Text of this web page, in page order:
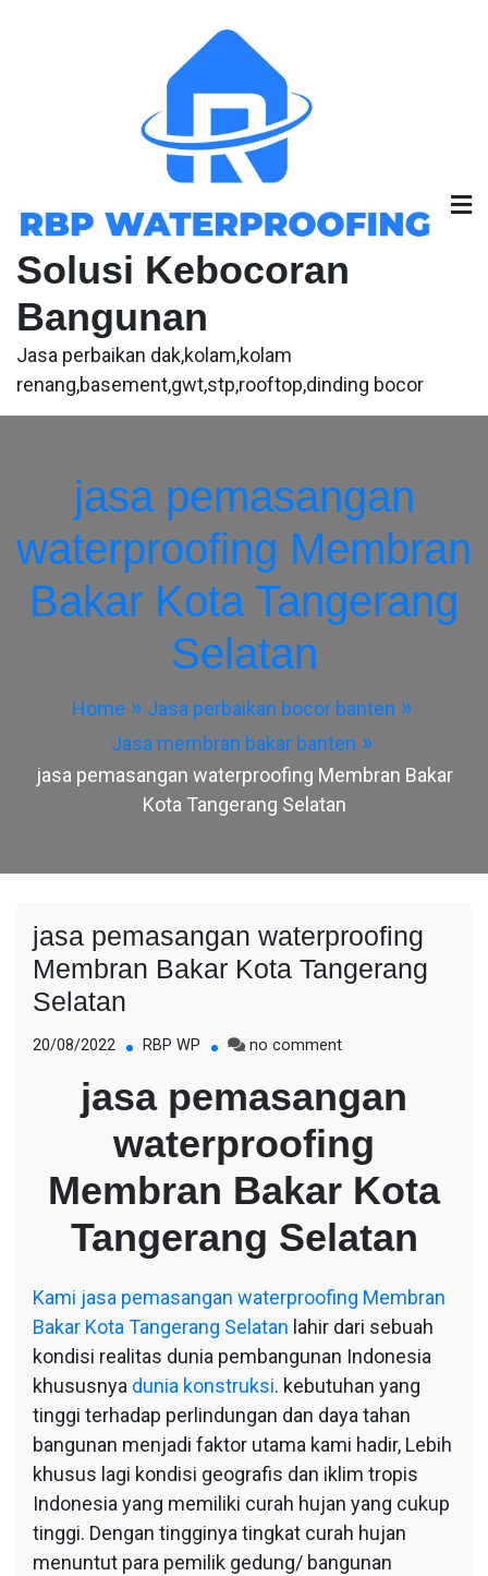
Solusi Kebocoran
Bangunan
Jasa perbaikan dak,kolam,kolam
renang,basement,gwt,stp,rooftop,dinding bocor
jasa pemasangan
waterproofing Membran
Bakar Kota Tangerang
Selatan
Home
Jasa perbaikan bocor banten
Jasa membran bakar banten
jasa pemasangan waterproofing Membran Bakar
Kota Tangerang Selatan
jasa pemasangan waterproofing
Membran Bakar Kota Tangerang
Selatan
20/08/2022 RBP WP no commenton
pemasangan
waterproofing
Membran
Bakar
Kota
Tangerang
Selatan
jasa pemasangan
waterproofing
Membran Bakar Kota
Tangerang Selatan
Kami jasa pemasangan waterproofing Membran
Bakar Kota Tangerang Selatan lahir dari sebuah
kondisi realitas dunia pembangunan Indonesia
khususnya dunia konstruksi. kebutuhan yang
tinggi terhadap perlindungan dan daya tahan
bangunan menjadi faktor utama kami hadir, Lebih
khusus lagi kondisi geografis dan iklim tropis
Indonesia yang memiliki curah hujan yang cukup
tinggi. Dengan tingginya tingkat curah hujan
menuntut para pemilik gedung/ bangunan